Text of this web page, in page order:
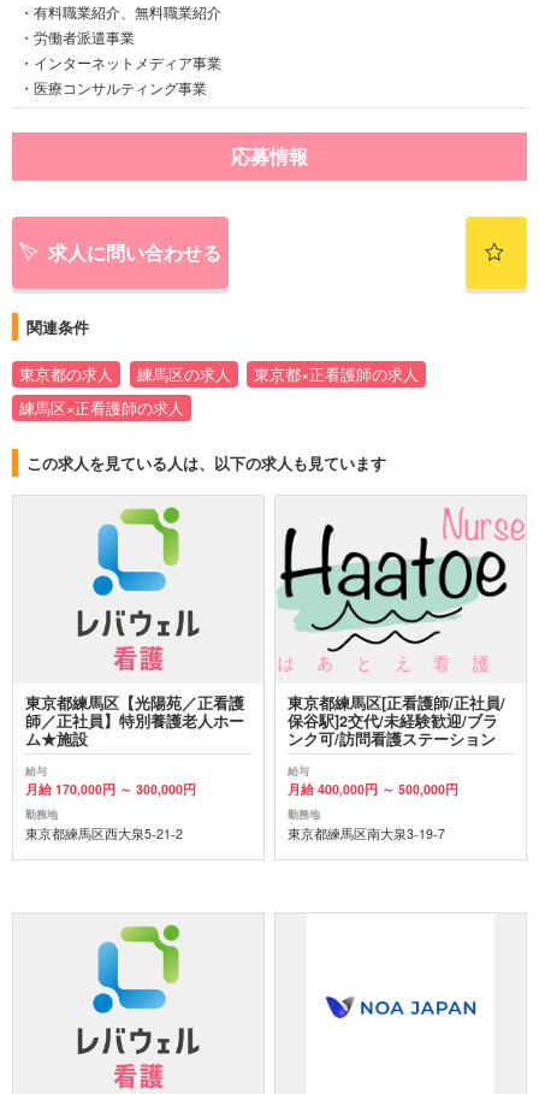
・有料職業紹介、無料職業紹介
・労働者派遣事業
・インターネットメディア事業
・医療コンサルティング事業
応募情報
求人に問い合わせる
関連条件
東京都の求人 練馬区の求人
東京都×正看護師の求人
練馬区×正看護師の求人
この求人を見ている人は、以下の求人も見ています
東京都練馬区【光陽苑／正看護
師／正社員】特別養護老人ホー
ム★施設
給与
月給 170,000円 ～ 300,000円
勤務地
東京都練馬区西大泉5-21-2
東京都練馬区[正看護師/正社員/
保谷駅]2交代/未経験歓迎/ブラ
ンク可/訪問看護ステーション
給与
月給 400,000円 ～ 500,000円
勤務地
東京都練馬区南大泉3-19-7